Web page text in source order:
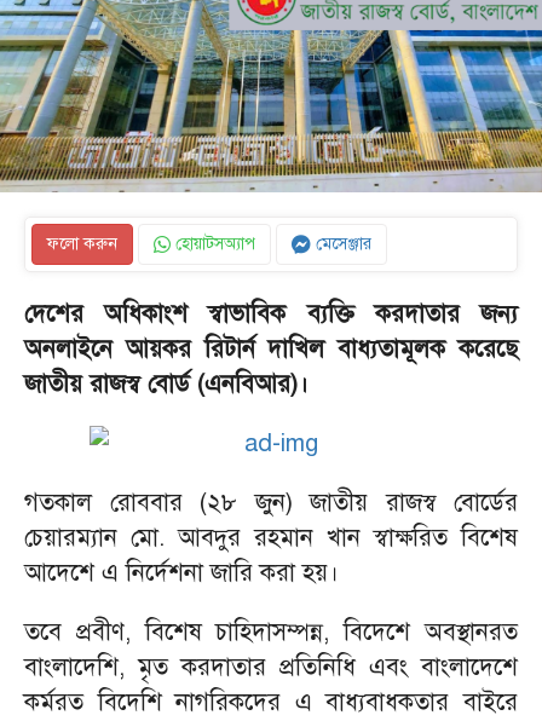
ফলো করুন হোয়াটসঅ্যাপ মেসেঞ্জার
দেশের অধিকাংশ স্বাভাবিক ব্যক্তি করদাতার জন্য
অনলাইনে আয়কর রিটার্ন দাখিল বাধ্যতামূলক করেছে
জাতীয় রাজস্ব বোর্ড (এনবিআর)।
গতকাল রোববার (২৮ জুন) জাতীয় রাজস্ব বোর্ডের
চেয়ারম্যান মো. আবদুর রহমান খান স্বাক্ষরিত বিশেষ
আদেশে এ নির্দেশনা জারি করা হয়।
তবে প্রবীণ, বিশেষ চাহিদাসম্পন্ন, বিদেশে অবস্থানরত
বাংলাদেশি, মৃত করদাতার প্রতিনিধি এবং বাংলাদেশে
কর্মরত বিদেশি নাগরিকদের এ বাধ্যবাধকতার বাইরে